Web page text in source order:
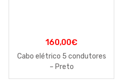
160,00€
Cabo elétrico 5 condutores
– Preto